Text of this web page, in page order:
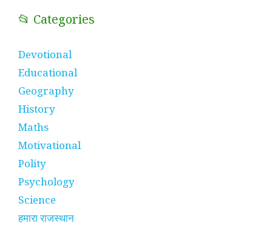
📂 Categories
Devotional
Educational
Geography
History
Maths
Motivational
Polity
Psychology
Science
हमारा राजस्थान